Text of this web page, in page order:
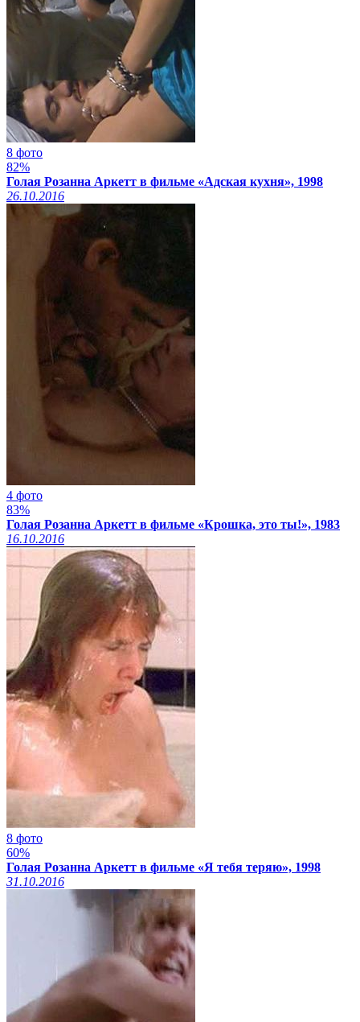
8 фото
82%
Голая Розанна Аркетт в фильме «Адская кухня», 1998
26.10.2016
4 фото
83%
Голая Розанна Аркетт в фильме «Крошка, это ты!», 1983
16.10.2016
8 фото
60%
Голая Розанна Аркетт в фильме «Я тебя теряю», 1998
31.10.2016